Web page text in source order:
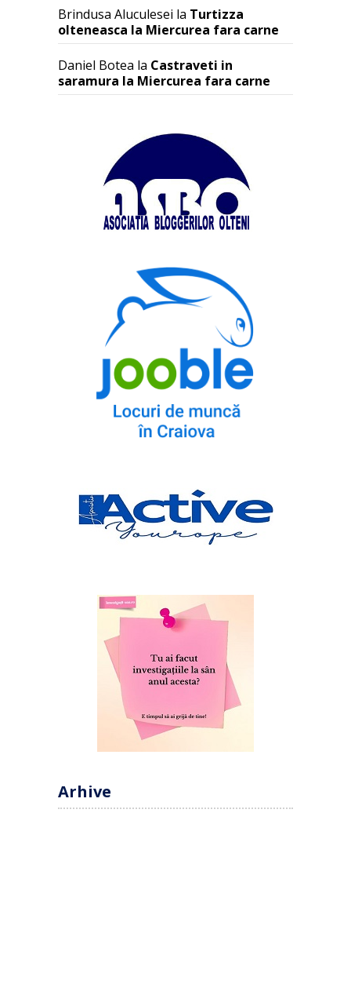
Brindusa Aluculesei la Turtizza
olteneasca la Miercurea fara carne
Daniel Botea la Castraveti in
saramura la Miercurea fara carne
Arhive